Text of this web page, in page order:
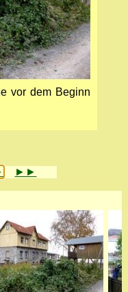
vor dem Beginn
►►